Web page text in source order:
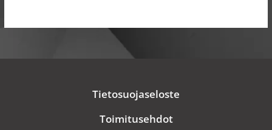
Tietosuojaseloste
Toimitusehdot